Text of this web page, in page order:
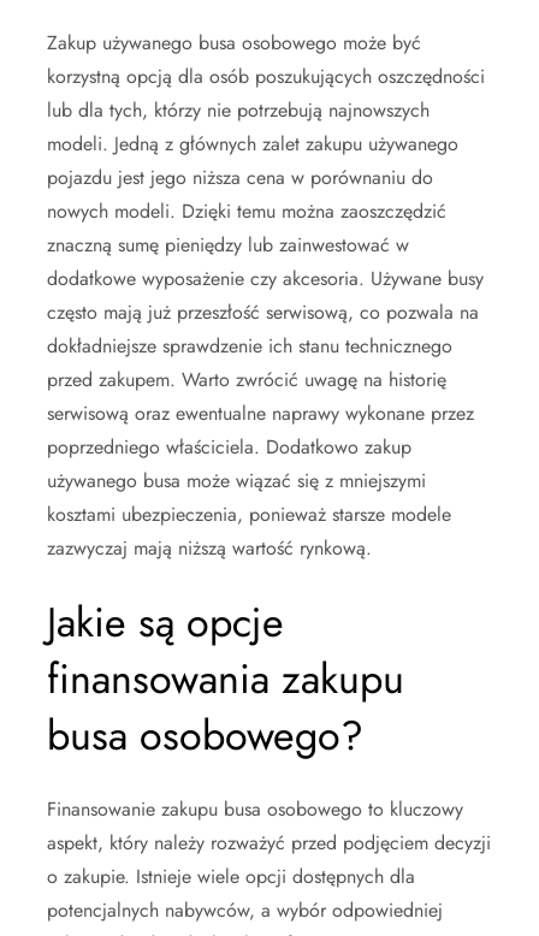
Zakup używanego busa osobowego może być
korzystną opcją dla osób poszukujących oszczędności
lub dla tych, którzy nie potrzebują najnowszych
modeli. Jedną z głównych zalet zakupu używanego
pojazdu jest jego niższa cena w porównaniu do
nowych modeli. Dzięki temu można zaoszczędzić
znaczną sumę pieniędzy lub zainwestować w
dodatkowe wyposażenie czy akcesoria. Używane busy
często mają już przeszłość serwisową, co pozwala na
dokładniejsze sprawdzenie ich stanu technicznego
przed zakupem. Warto zwrócić uwagę na historię
serwisową oraz ewentualne naprawy wykonane przez
poprzedniego właściciela. Dodatkowo zakup
używanego busa może wiązać się z mniejszymi
kosztami ubezpieczenia, ponieważ starsze modele
zazwyczaj mają niższą wartość rynkową.
Jakie są opcje
finansowania zakupu
busa osobowego?
Finansowanie zakupu busa osobowego to kluczowy
aspekt, który należy rozważyć przed podjęciem decyzji
o zakupie. Istnieje wiele opcji dostępnych dla
potencjalnych nabywców, a wybór odpowiedniej